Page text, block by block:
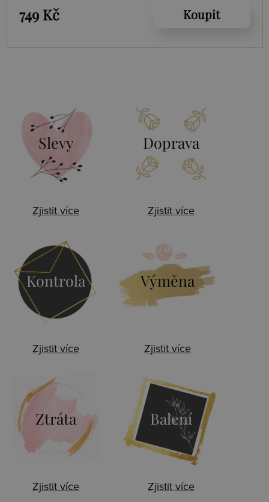
749 Kč Koupit
Slevy
Zjistit více
Doprava
Zjistit více
Kontrola
Zjistit více
Výměna
Zjistit více
Ztráta
Zjistit více
Balení
Zjistit více